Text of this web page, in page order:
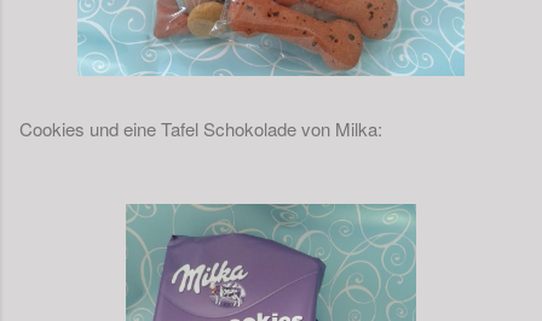
Cookies und eine Tafel Schokolade von Milka: